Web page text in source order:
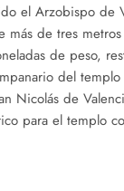
el Arzobispo de
más de tres
de peso,
del templo
Nicolás de
para el templo